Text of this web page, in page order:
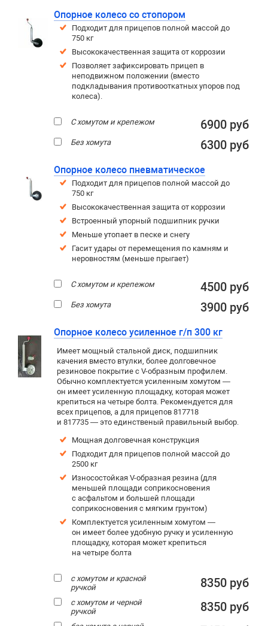
Опорное колесо со стопором
Подходит для прицепов полной массой до
750 кг
Высококачественная защита от коррозии
Позволяет зафиксировать прицеп в
неподвижном положении (вместо
подкладывания противооткатных упоров под
колеса).
С хомутом и крепежом 6900 руб
Без хомута 6300 руб
Опорное колесо пневматическое
Подходит для прицепов полной массой до
750 кг
Высококачественная защита от коррозии
Встроенный упорный подшипник ручки
Меньше утопает в песке и снегу
Гасит удары от перемещения по камням и
неровностям (меньше прыгает)
С хомутом и крепежом 4500 руб
Без хомута 3900 руб
Опорное колесо усиленное г/п 300 кг
Имеет мощный стальной диск, подшипник
качения вместо втулки, более долговечное
резиновое покрытие c V-образным профилем.
Обычно комплектуется усиленным хомутом —
он имеет усиленную площадку, которая может
крепиться на четыре болта. Рекомендуется для
всех прицепов, а для прицепов 817718
и 817735 — это единственый правильный выбор.
Мощная долговечная конструкция
Подходит для прицепов полной массой до
2500 кг
Износостойкая V-образная резина (для
меньшей площади соприкосновения
с асфальтом и большей площади
соприкосновения с мягким грунтом)
Комплектуется усиленным хомутом —
он имеет более удобную ручку и усиленную
площадку, которая может крепиться
на четыре болта
с хомутом и красной
ручкой
8350 руб
с хомутом и черной
ручкой
8350 руб